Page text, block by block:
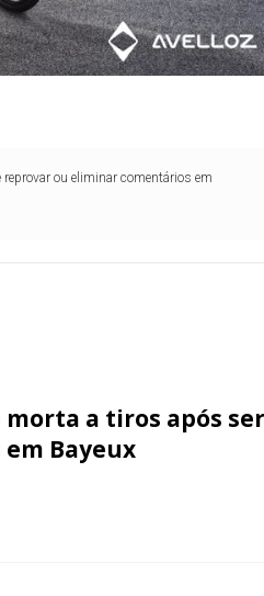
ou eliminar comentários em
morta a tiros após ser
Bayeux